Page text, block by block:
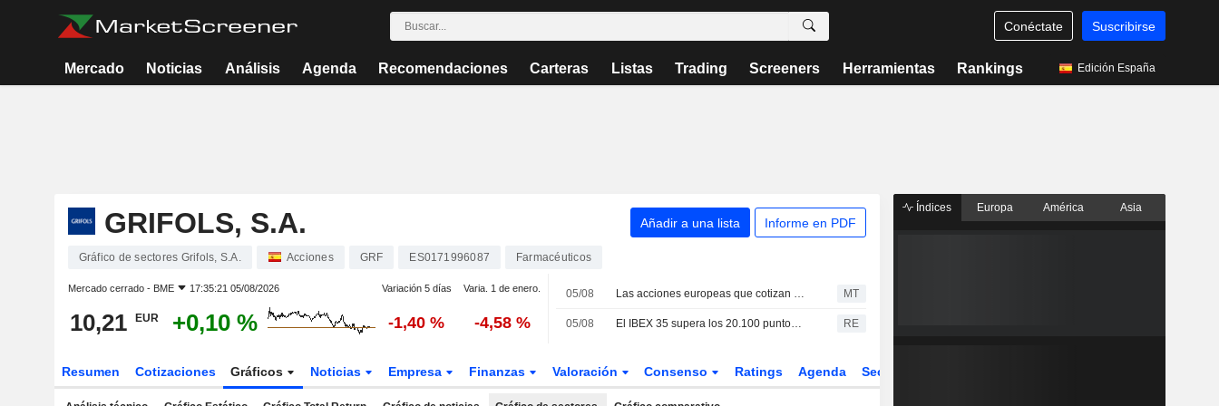
Conéctate Suscribirse
Mercado Noticias Análisis Agenda Recomendaciones Carteras Listas Trading Screeners Herramientas Rankings Edición España
GRIFOLS, S.A. Añadir a una lista Informe en PDF
Gráfico de sectores Grifols, S.A. Acciones GRF ES0171996087 Farmacéuticos
Mercado cerrado - BME 17:35:21 05/08/2026 Variación 5 días Varia. 1 de enero.
10,21 EUR +0,10 % -1,40 % -4,58 %
05/08 Las acciones europeas que cotizan en EE. UU. como ADR suben ligeramente en la sesión del miércoles MT
05/08 El IBEX 35 supera los 20.100 puntos con la mirada en el sector tecnológico y la geopolítica RE
Resumen Cotizaciones Gráficos Noticias Empresa Finanzas Valoración Consenso Ratings Agenda Sector
Índices Europa América Asia